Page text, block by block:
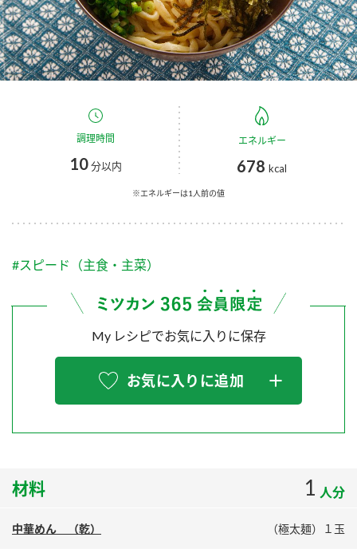
みりん風・料理酒 鍋用調味料
つゆ たれ
スープ 中華
ふりかけ
炊き込みご飯の素 米飯用調味液
商品ブランドサイト
Fibee（ファイビー）
くらしプラ酢
お酢ドリンク
つゆ
PIN印
スペシャルサイト
お酢を知ろう！
ぽん酢サワー
鍋奉行マニュアル
企業情報
国内事業概要
企業理念
ミツカンの歴史
ミツカンを知る
環境への取り組み
ZENB initiative
MIM（ミツカンミュージアム）
各部門が大切にしていること
販売終了製品のご案内
よくあるご質問
地図から取り扱い店舗を探す
調理時間
10分以内
エネルギー
678 kcal
※エネルギーは1人前の値
#スピード（主食・主菜）
My レシピでお気に入りに保存
お気に入りに追加
材料 1 人分
中華めん （乾） （極太麺）１玉